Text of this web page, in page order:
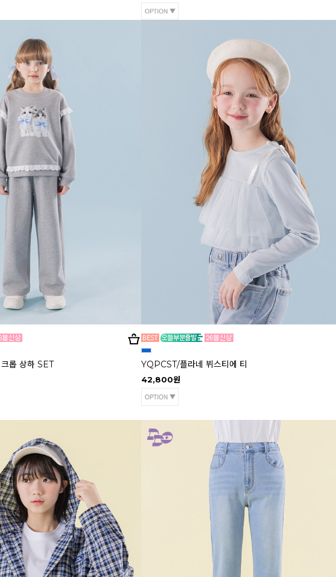
롭 상하 SET YQPCST/플라네 뷔스티에 티
42,800원